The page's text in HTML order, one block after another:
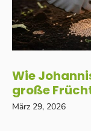
Wie
große
März 29, 2026